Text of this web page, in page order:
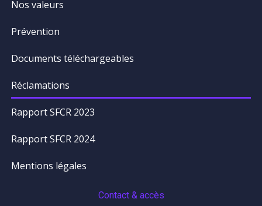
Nos valeurs
Prévention
Documents téléchargeables
Réclamations
Rapport SFCR 2023
Rapport SFCR 2024
Mentions légales
Contact & accès